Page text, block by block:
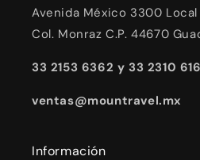
Avenida México 3300 Local
Col. Monraz C.P. 44670
33 2153 6362 y 33 2310
ventas@mountravel.mx
Información